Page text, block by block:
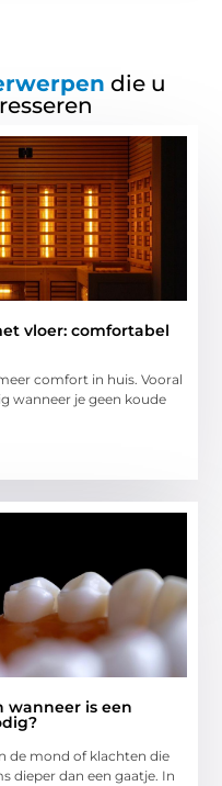
die u
vloer: comfortabel
comfort in huis. Vooral
wanneer je geen koude
wanneer is een
de mond of klachten die
dieper dan een gaatje. In